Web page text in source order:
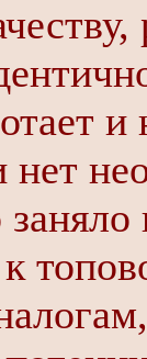
нет